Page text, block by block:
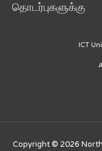
தொடர்புகளுக்கு
ICT
Copyright © 2026